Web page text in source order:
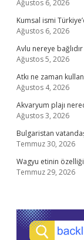
Ağustos 6, 2026
Kumsal ismi
Ağustos 6, 2026
Avlu nereye bağlıdır
Ağustos 5, 2026
Atkı ne zaman
Ağustos 4, 2026
Akvaryum plajı
Ağustos 3, 2026
Bulgaristan
Temmuz 30, 2026
Wagyu etinin
Temmuz 29, 2026